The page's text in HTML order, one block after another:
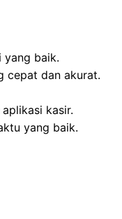
yang baik.
cepat dan akurat.
kasir.
yang baik.